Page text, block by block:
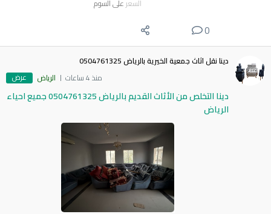
السعر على السوم
0
دينا نقل اثاث جمعية الخيرية بالرياض 0504761325
منذ 4 ساعات
الرياض عرض
دينا التخلص من الأثاث القديم بالرياض 0504761325 جميع احياء
الرياض